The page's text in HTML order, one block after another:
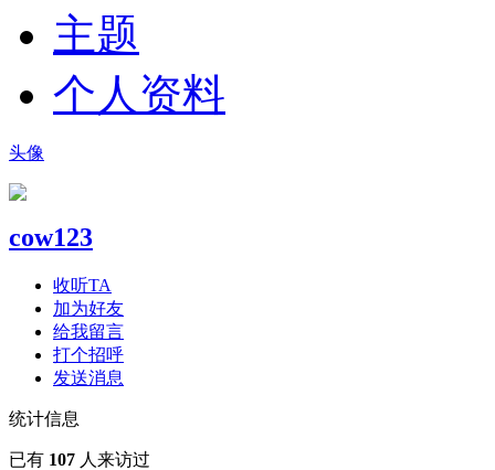
主题
个人资料
头像
cow123
收听TA
加为好友
给我留言
打个招呼
发送消息
统计信息
已有 107 人来访过